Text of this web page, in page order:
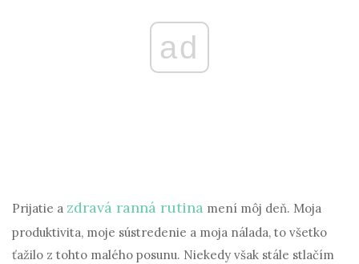
ad
Prijatie a zdravá ranná rutina mení môj deň. Moja
produktivita, moje sústredenie a moja nálada, to všetko
ťažilo z tohto malého posunu. Niekedy však stále stlačím